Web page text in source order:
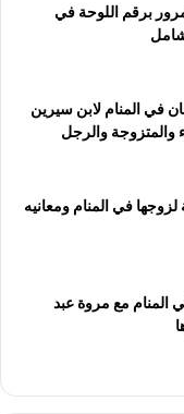
برقم اللوحة في
في المنام لابن سيرين
والمتزوجة والرجل
في المنام ومعانيه
المنام مع مروة عبد